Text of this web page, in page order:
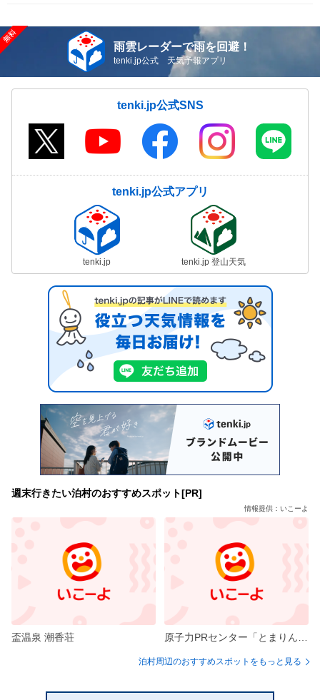
雨雲レーダーで雨を回避！
tenki.jp公式 天気予報アプリ
tenki.jp公式SNS
tenki.jp公式アプリ
tenki.jp tenki.jp 登山天気
週末行きたい泊村のおすすめスポット[PR]
情報提供：いこーよ
盃温泉 潮香荘
泊村周辺のおすすめスポットをもっと見る